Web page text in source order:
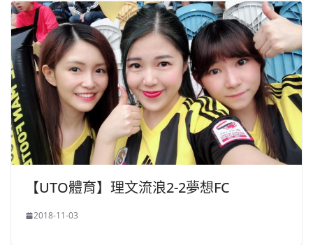
【UTO體育】理文流浪2-2夢想FC
2018-11-03